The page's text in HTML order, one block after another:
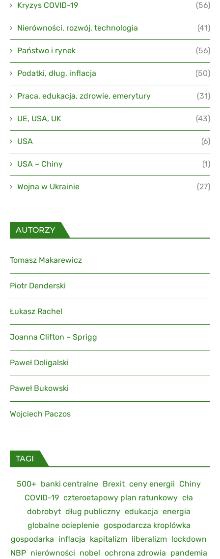
Kryzys COVID-19 (56)
Nierówności, rozwój, technologia (41)
Państwo i rynek (56)
Podatki, dług, inflacja (50)
Praca, edukacja, zdrowie, emerytury (31)
UE, USA, UK (43)
USA (6)
USA – Chiny (1)
Wojna w Ukrainie (27)
AUTORZY
Tomasz Makarewicz
Piotr Denderski
Łukasz Rachel
Joanna Clifton – Sprigg
Paweł Doligalski
Paweł Bukowski
Wojciech Paczos
TAGI
500+ banki centralne Brexit ceny energii Chiny
COVID-19 czteroetapowy plan ratunkowy cła
dobrobyt dług publiczny edukacja energia
globalne ocieplenie gospodarcza kroplówka
gospodarka inflacja kapitalizm liberalizm lockdown
NBP nierówności nobel ochrona zdrowia pandemia